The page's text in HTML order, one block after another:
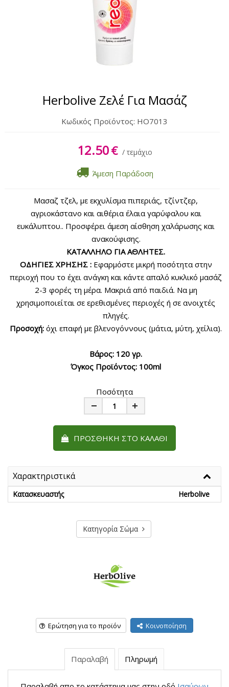
Herbolive Ζελέ Για Μασάζ
Κωδικός Προϊόντος: HO7013
12.50€ / τεμάχιο
Άμεση Παράδοση
Μασαζ τζελ, με εκχυλίσμα πιπεριάς, τζίντζερ,
αγριοκάστανο και αιθέρια έλαια γαρύφαλου και
ευκάλυπτου.. Προσφέρει άμεση αίσθηση χαλάρωσης και
ανακούφισης.
ΚΑΤΑΛΛΗΛΟ ΓΙΑ ΑΘΛΗΤΕΣ.
ΟΔΗΓΙΕΣ ΧΡΗΣΗΣ :Εφαρμόστε μικρή ποσότητα στην
περιοχή που το έχει ανάγκη και κάντε απαλό κυκλικό μασάζ
2-3 φορές τη μέρα. Μακριά από παιδιά. Να μη
χρησιμοποιείται σε ερεθισμένες περιοχές ή σε ανοιχτές
πληγές.
Προσοχή: όχι επαφή με βλενογόννους (μάτια, μύτη, χείλια).
Βάρος: 120 γρ.
Όγκος Προϊόντος: 100ml
Ποσότητα
Plus
ΠΡΟΣΘΉΚΗ ΣΤΟ ΚΑΛΆΘΙ
Χαρακτηριστικά
Κατασκευαστής Herbolive
Κατηγορία Σώμα
Ερώτηση για το προϊόν Κοινοποίηση
Παραλαβή Πληρωμή